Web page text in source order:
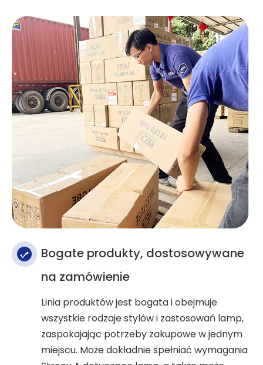
Bogate produkty, dostosowywane
na zamówienie
Linia produktów jest bogata i obejmuje
wszystkie rodzaje stylów i zastosowań lamp,
zaspokajając potrzeby zakupowe w jednym
miejscu. Może dokładnie spełniać wymagania